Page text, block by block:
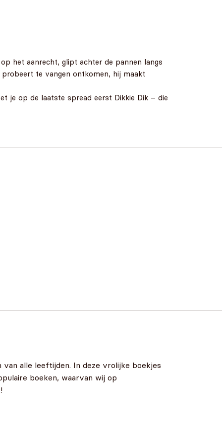
het aanrecht, glipt achter de pannen langs
te vangen ontkomen, hij maakt
je op de laatste spread eerst Dikkie Dik – die
alle leeftijden. In deze vrolijke boekjes
boeken, waarvan wij op